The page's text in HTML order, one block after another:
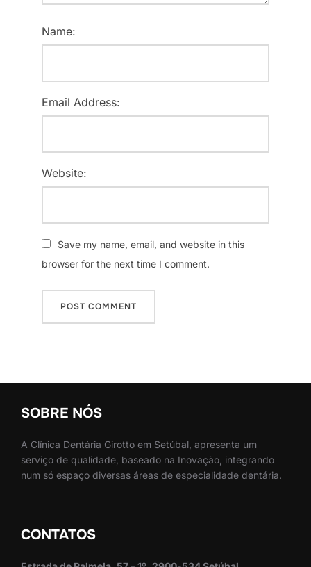
Name:
Email Address:
Website:
Save my name, email, and website in this
browser for the next time I comment.
SOBRE NÓS
A Clínica Dentária Girotto em Setúbal, apresenta um
serviço de qualidade, baseado na Inovação, integrando
num só espaço diversas áreas de especialidade dentária.
CONTATOS